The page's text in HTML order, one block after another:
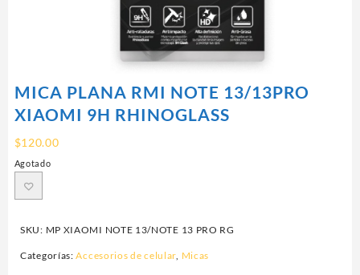
MICA PLANA RMI NOTE 13/13PRO
XIAOMI 9H RHINOGLASS
$120.00
Agotado
SKU: MP XIAOMI NOTE 13/NOTE 13 PRO RG
Categorías:Accesorios de celular, Micas